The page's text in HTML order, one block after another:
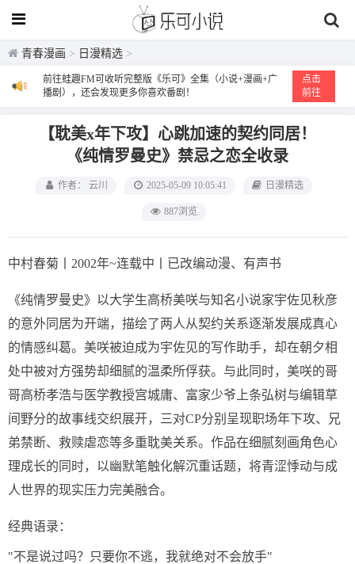
青春漫画 > 日漫精选 >
前往蛙趣FM可收听完整版《乐可》全集（小说+漫画+广
播剧），还会发现更多你喜欢番剧！
点击
前往
【耽美x年下攻】心跳加速的契约同居！
《纯情罗曼史》禁忌之恋全收录
作者： 云川 2025-05-09 10:05:41 日漫精选
887浏览
中村春菊丨2002年~连载中丨已改编动漫、有声书
《纯情罗曼史》以大学生高桥美咲与知名小说家宇佐见秋彦
的意外同居为开端，描绘了两人从契约关系逐渐发展成真心
的情感纠葛。美咲被迫成为宇佐见的写作助手，却在朝夕相
处中被对方强势却细腻的温柔所俘获。与此同时，美咲的哥
哥高桥孝浩与医学教授宫城庸、富家少爷上条弘树与编辑草
间野分的故事线交织展开，三对CP分别呈现职场年下攻、兄
弟禁断、救赎虐恋等多重耽美关系。作品在细腻刻画角色心
理成长的同时，以幽默笔触化解沉重话题，将青涩悸动与成
人世界的现实压力完美融合。
经典语录：
"不是说过吗？只要你不逃，我就绝对不会放手"